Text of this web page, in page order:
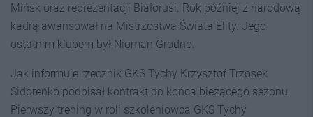
Mińsk oraz reprezentacji Białorusi. Rok później z narodową
kadrą awansował na Mistrzostwa Świata Elity. Jego
ostatnim klubem był Nioman Grodno.
Jak informuje rzecznik GKS Tychy Krzysztof Trzosek
Sidorenko podpisał kontrakt do końca bieżącego sezonu.
Pierwszy trening w roli szkoleniowca GKS Tychy